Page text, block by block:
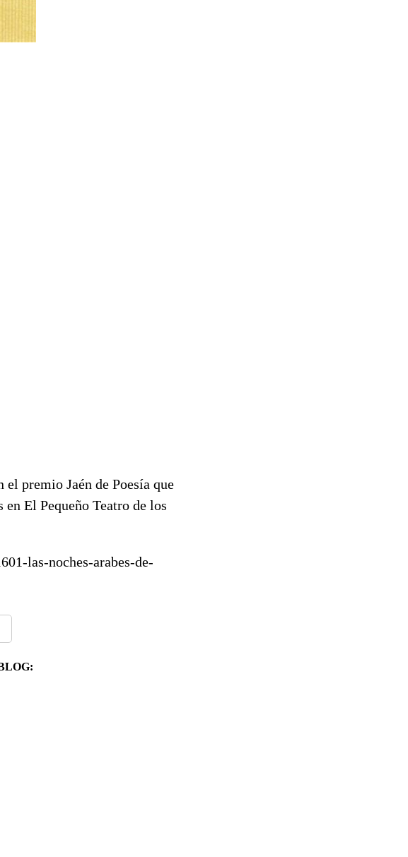
premio Jaén de Poesía que
El Pequeño Teatro de los
las-noches-arabes-de-